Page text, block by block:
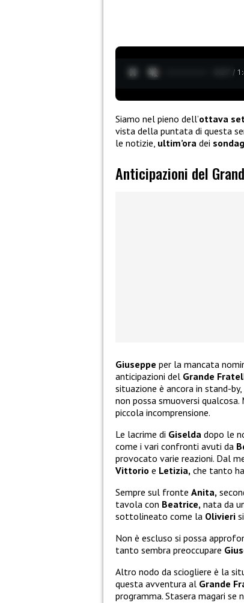
0:28 /
Siamo nel pieno dell’ottava
vista della puntata di questa
le notizie, ultim’ora dei
Anticipazioni del
Giuseppe per la mancata
anticipazioni del Grande
situazione è ancora in stand-
non possa smuoversi qualcosa.
piccola incomprensione.
Le lacrime di Giselda dopo le
come i vari confronti avuti da
provocato varie reazioni. Dal
Vittorio e Letizia, che tanto
Sempre sul fronte Anita,
tavola con Beatrice, nata da
sottolineato come la Olivieri
Non è escluso si possa
tanto sembra preoccupare
Altro nodo da sciogliere è la
questa avventura al Grande
programma. Stasera magari se